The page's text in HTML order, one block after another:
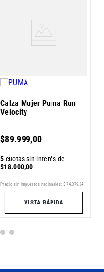
Calza Mujer Puma Run
Velocity
$89.999,00
5 cuotas sin interés de
$18.000,00
Precio sin impuestos nacionales: $ 74.379 34
VISTA RÁPIDA